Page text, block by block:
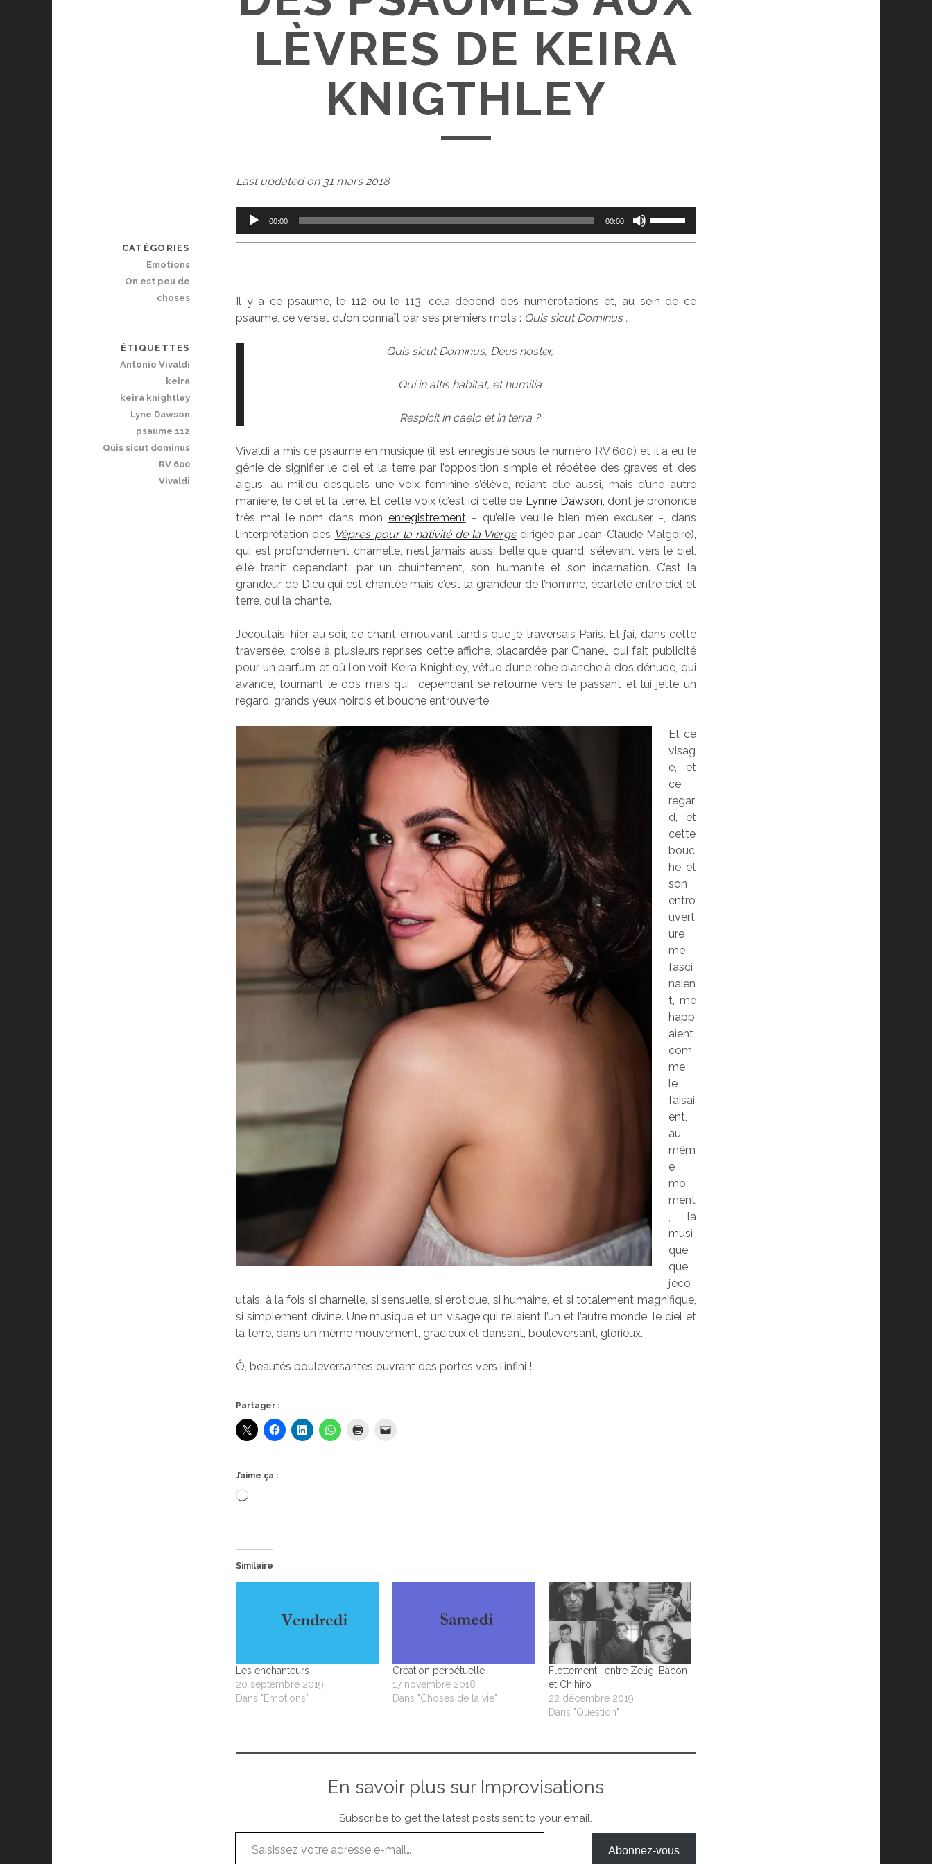
LÈVRES DE KEIRA
KNIGTHLEY
Last updated on 31 mars 2018
Lecteur
00:00 00:00
augmenter
Il y a ce psaume, le 112 ou le 113, cela dépend des numérotations et, au sein de ce
psaume, ce verset qu’on connaît par ses premiers mots : Quis sicut Dominus :
Quis sicut Dominus, Deus noster,
Qui in altis habitat, et humilia
Respicit in caelo et in terra ?
Vivaldi a mis ce psaume en musique (il est enregistré sous le numéro RV 600) et il a eu le
génie de signifier le ciel et la terre par l’opposition simple et répétée des graves et des
aigus, au milieu desquels une voix féminine s’élève, reliant elle aussi, mais d’une autre
manière, le ciel et la terre. Et cette voix (c’est ici celle de Lynne Dawson, dont je prononce
très mal le nom dans mon enregistrement– qu’elle veuille bien m’en excuser -, dans
l’interprétation des Vêpres pour la nativité de la Viergedirigée par Jean-Claude Malgoire),
qui est profondément charnelle, n’est jamais aussi belle que quand, s’élevant vers le ciel,
elle trahit cependant, par un chuintement, son humanité et son incarnation. C’est la
grandeur de Dieu qui est chantée mais c’est la grandeur de l’homme, écartelé entre ciel et
terre, qui la chante.
J’écoutais, hier au soir, ce chant émouvant tandis que je traversais Paris. Et j’ai, dans cette
traversée, croisé à plusieurs reprises cette affiche, placardée par Chanel, qui fait publicité
pour un parfum et où l’on voit Keira Knightley, vêtue d’une robe blanche à dos dénudé, qui
avance, tournant le dos mais qui cependant se retourne vers le passant et lui jette un
regard, grands yeux noircis et bouche entrouverte.
Et ce
visag
e, et
ce
regar
d, et
cette
bouc
he et
son
entro
uvert
ure
me
fasci
naien
t, me
happ
aient
com
me
le
faisai
ent,
au
mêm
e
mo
ment
, la
musi
que
que
j’éco
utais, à la fois si charnelle, si sensuelle, si érotique, si humaine, et si totalement magnifique,
si simplement divine. Une musique et un visage qui reliaient l’un et l’autre monde, le ciel et
la terre, dans un même mouvement, gracieux et dansant, bouleversant, glorieux.
Ô, beautés bouleversantes ouvrant des portes vers l’infini !
Partager :
J’aime ça :
Chargement…
Similaire
Les enchanteurs
20 septembre 2019
Dans "Emotions"
Création perpétuelle
17 novembre 2018
Dans "Choses de la vie"
Flottement : entre Zelig, Bacon
et Chihiro
22 décembre 2019
Dans "Question"
En savoir plus sur Improvisations
Subscribe to get the latest posts sent to your email.
Saisissez votre adresse e-mail…
Abonnez-vous
CATÉGORIES
Emotions
On est peu de
choses
ÉTIQUETTES
Antonio Vivaldi
keira
keira knightley
Lyne Dawson
psaume 112
Quis sicut dominus
RV 600
Vivaldi